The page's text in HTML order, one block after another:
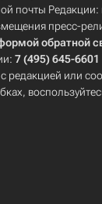
почты Редакции:
пресс-
обратной
7 (495) 645-6601
редакцией или